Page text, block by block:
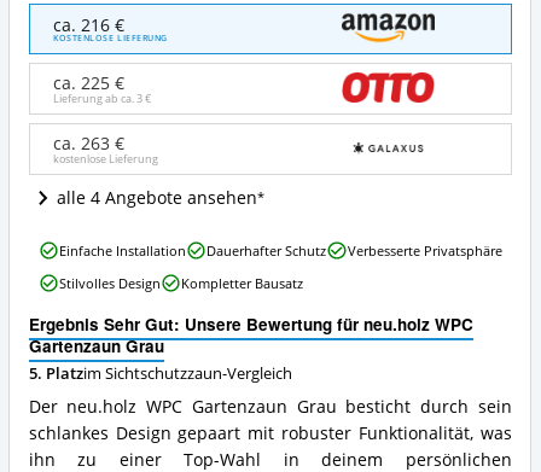
neu.holz
WPC
Gartenzaun
Grau
Angebote:
Wo
dieser
Sichtschutzzaun
erhältlich?
ca. 216 €
KOSTENLOSE LIEFERUNG
ca. 225 €
Lieferung ab ca.3 €
ca. 263 €
kostenlose Lieferung
alle 4 Angebote ansehen
Ergebnis Sehr Gut: Unsere Bewertung für neu.holz WPC
Gartenzaun Grau
5. Platzim Sichtschutzzaun-Vergleich
Der neu.holz WPC Gartenzaun Grau besticht durch sein
schlankes Design gepaart mit robuster Funktionalität, was
ihn zu einer Top-Wahl in deinem persönlichen
neu.holz
WPC
Gartenzaun
Vorteile:
Was
spricht
für
diesen
Sichtschutzzaun?
Einfache Installation Dauerhafter Schutz
Verbesserte Privatsphäre
Stilvolles Design
Kompletter Bausatz